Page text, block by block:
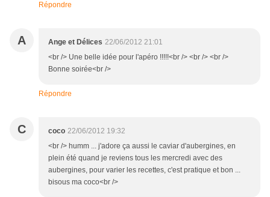
Répondre
A Ange et Délices 22/06/2012 21:01
<br /> Une belle idée pour l'apéro !!!!!<br /> <br /> <br />
Bonne soirée<br />
Répondre
C coco 22/06/2012 19:32
<br /> humm ... j'adore ça aussi le caviar d'aubergines, en
plein été quand je reviens tous les mercredi avec des
aubergines, pour varier les recettes, c'est pratique et bon ...
bisous ma coco<br />